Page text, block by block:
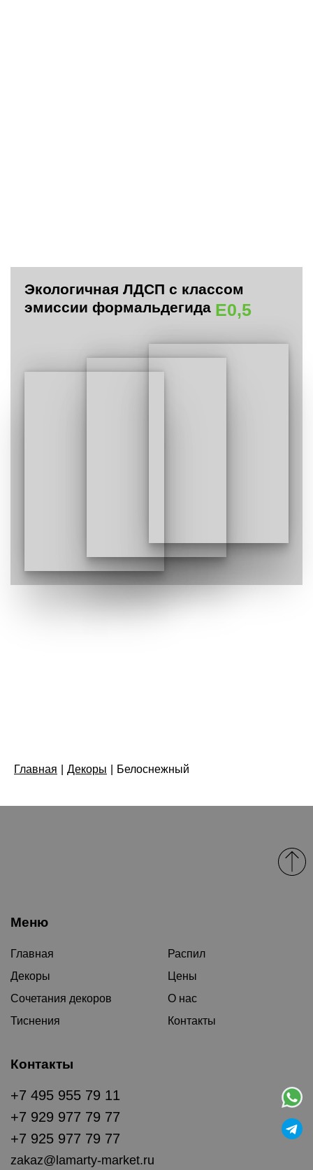
Экологичная ЛДСП с классом
эмиссии формальдегида E0,5
Главная Декоры Белоснежный
Меню
Главная
Декоры
Сочетания декоров
Тиснения
Распил
Цены
О нас
Контакты
Контакты
+7 495 955 79 11
+7 929 977 79 77
+7 925 977 79 77
zakaz@lamarty-market.ru